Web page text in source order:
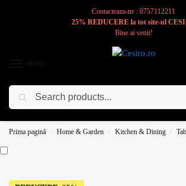
Contacteaza-ne : 0757112211
25% REDUCERE la tot site-ul
Bine ai venit!
Cesiro
Prima pagină / Home & Garden / Kitchen & Dining /